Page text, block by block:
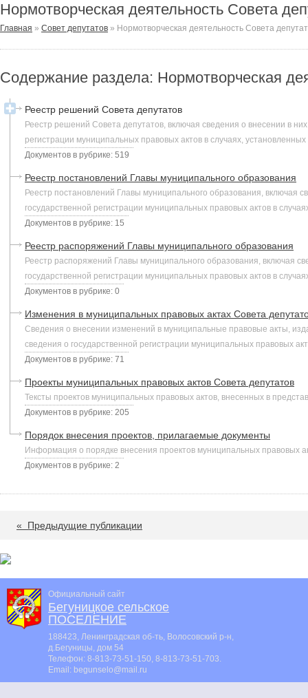
Нормотворческая деятельность Совета
Главная » Совет депутатов » Нормотворческая деятельность Совета
Содержание раздела: Нормотворческая
Реестр решений Совета депутатов
Реестр решений Совета депутатов, включая сведения о внесении в
регистрации муниципальных правовых актов в случаях,
Документов в рубрике: 519
Реестр постановлений Главы муниципального образования
Реестр постановлений Главы муниципального образования, включая
государственной регистрации муниципальных правовых актов в
Документов в рубрике: 15
Реестр распоряжений Главы муниципального образования
Реестр распоряжений Главы муниципального образования, включая
государственной регистрации муниципальных правовых актов в
Документов в рубрике: 0
Изменения в муниципальных правовых актах Совета
Сведения о внесении изменений в муниципальные правовые акты,
сведения о государственной регистрации муниципальных правовых
Документов в рубрике: 71
Проекты муниципальных правовых актов Совета депутатов
Тексты проектов муниципальных правовых актов, внесенных в
Документов в рубрике: 205
Порядок внесения проектов, прилагаемые документы
Информация о порядке внесения проектов муниципальных правовых
Документов в рубрике: 2
« Предыдущие публикации
Официальный сайт
Бегуницкое сельское
ПОСЕЛЕНИЕ
188423, Ленинградская об-ть, Волосовский р-н,
д.Бегуницы, дом 54
Телефон: 8-813-73-51-150, 8-813-73-51-703.
Email: begunselo@mail.ru